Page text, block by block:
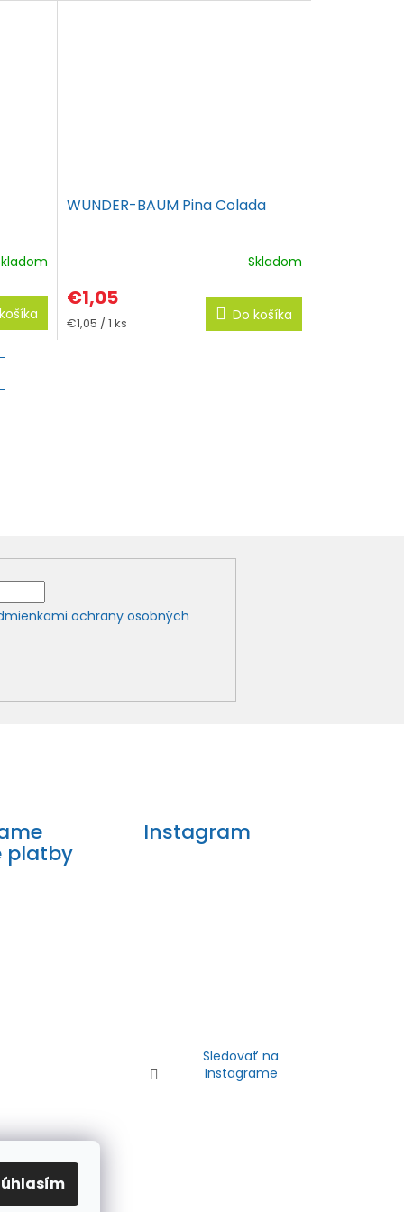
WUNDER-BAUM Pina Colada
Skladom
€1,05
Jednotková
€1,05 / 1 ks Do košíka
ochrany osobných
platby
Instagram
Sledovať na
Instagrame